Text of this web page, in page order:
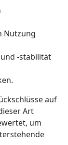
Nutzung
-stabilität
auf
Art
um